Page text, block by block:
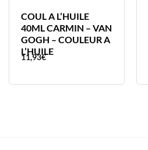
COUL A L’HUILE
40ML CARMIN – VAN
GOGH – COULEUR A
L’HUILE
11,93€